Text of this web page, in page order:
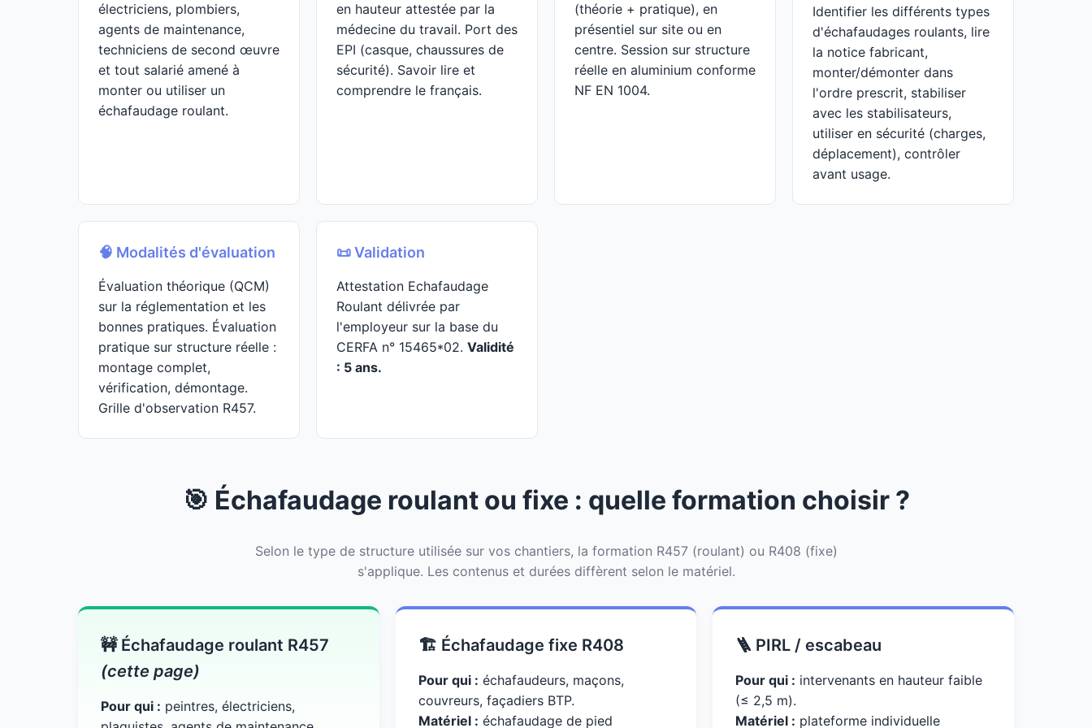
électriciens, plombiers,
agents de maintenance,
techniciens de second œuvre
et tout salarié amené à
monter ou utiliser un
échafaudage roulant.
en hauteur attestée par la
médecine du travail. Port des
EPI (casque, chaussures de
sécurité). Savoir lire et
comprendre le français.
(théorie + pratique), en
présentiel sur site ou en
centre. Session sur structure
réelle en aluminium conforme
NF EN 1004.
Identifier les différents types
d'échafaudages roulants, lire
la notice fabricant,
monter/démonter dans
l'ordre prescrit, stabiliser
avec les stabilisateurs,
utiliser en sécurité (charges,
déplacement), contrôler
avant usage.
🧠 Modalités d'évaluation
Évaluation théorique (QCM)
sur la réglementation et les
bonnes pratiques. Évaluation
pratique sur structure réelle :
montage complet,
vérification, démontage.
Grille d'observation R457.
📜 Validation
Attestation Echafaudage
Roulant délivrée par
l'employeur sur la base du
CERFA n° 15465*02. Validité
: 5 ans.
🎯 Échafaudage roulant ou fixe : quelle formation choisir ?
Selon le type de structure utilisée sur vos chantiers, la formation R457 (roulant) ou R408 (fixe)
s'applique. Les contenus et durées diffèrent selon le matériel.
🚧 Échafaudage roulant R457
(cette page)
Pour qui : peintres, électriciens,
🏗️ Échafaudage fixe R408
Pour qui : échafaudeurs, maçons,
couvreurs, façadiers BTP.
Matériel : échafaudage de pied
🪜 PIRL / escabeau
Pour qui : intervenants en hauteur faible
(≤ 2,5 m).
Matériel : plateforme individuelle